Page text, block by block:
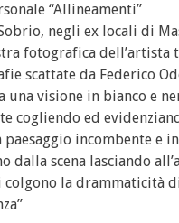
“Allineamenti”
negli ex locali di
fotografica dell’artista
scattate da Federico
una visione in bianco e
cogliendo ed
paesaggio incombente e
dalla scena lasciando
la drammaticità